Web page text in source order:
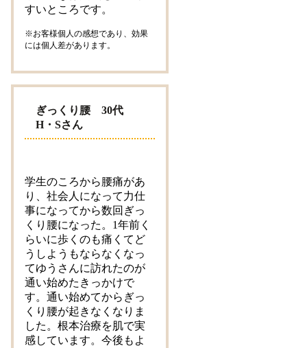
すいところです。
※お客様個人の感想であり、効果
には個人差があります。
ぎっくり腰 30代
H・Sさん
学生のころから腰痛があ
り、社会人になって力仕
事になってから数回ぎっ
くり腰になった。1年前く
らいに歩くのも痛くてど
うしようもならなくなっ
てゆうさんに訪れたのが
通い始めたきっかけで
す。通い始めてからぎっ
くり腰が起きなくなりま
した。根本治療を肌で実
感しています。今後もよ